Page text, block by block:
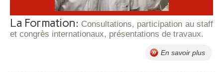
La Formation: Consultations, participation au staff
et congrès internationaux, présentations de travaux.
En savoir plus